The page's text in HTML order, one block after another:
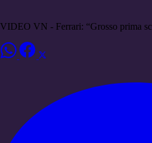
VIDEO VN - Ferrari: “Grosso prima